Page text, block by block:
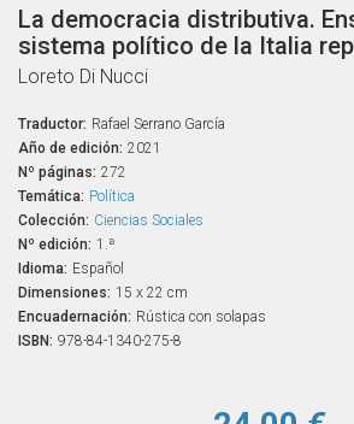
La democracia distributiva.
sistema político de la Italia
Loreto Di Nucci
Traductor: Rafael Serrano García
Año de edición: 2021
Nº páginas: 272
Temática: Política
Colección: Ciencias Sociales
Nº edición: 1.ª
Idioma: Español
Dimensiones: 15 x 22 cm
Encuadernación: Rústica con solapas
ISBN: 978-84-1340-275-8